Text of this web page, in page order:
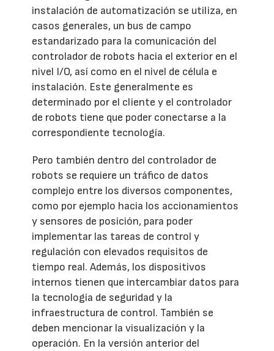
instalación de automatización se utiliza, en
casos generales, un bus de campo
estandarizado para la comunicación del
controlador de robots hacia el exterior en el
nivel I/O, así como en el nivel de célula e
instalación. Este generalmente es
determinado por el cliente y el controlador
de robots tiene que poder conectarse a la
correspondiente tecnología.
Pero también dentro del controlador de
robots se requiere un tráfico de datos
complejo entre los diversos componentes,
como por ejemplo hacia los accionamientos
y sensores de posición, para poder
implementar las tareas de control y
regulación con elevados requisitos de
tiempo real. Además, los dispositivos
internos tienen que intercambiar datos para
la tecnología de seguridad y la
infraestructura de control. También se
deben mencionar la visualización y la
operación. En la versión anterior del